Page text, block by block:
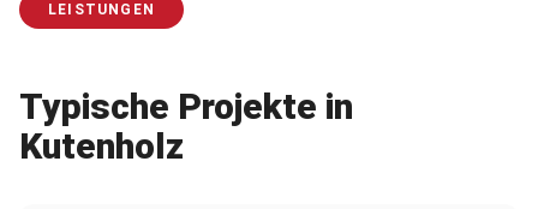
LEISTUNGEN
Typische Projekte in
Kutenholz